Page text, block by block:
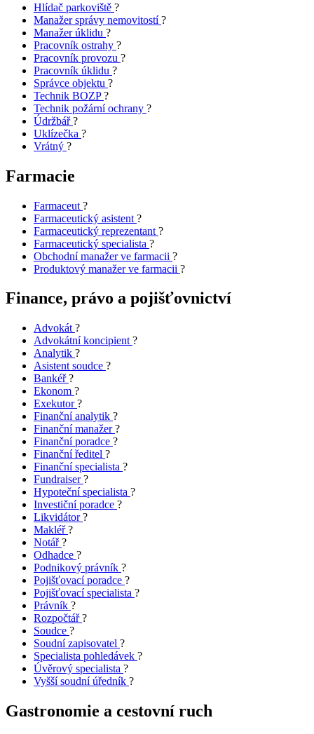
Hlídač parkoviště ?
Manažer správy nemovitostí?
Manažer úklidu ?
Pracovník ostrahy ?
Pracovník provozu ?
Pracovník úklidu ?
Správce objektu ?
Technik BOZP?
Technik požární ochrany ?
Údržbář?
Uklízečka ?
Vrátný ?
Farmacie
Farmaceut ?
Farmaceutický asistent ?
Farmaceutický reprezentant ?
Farmaceutický specialista ?
Obchodní manažer ve farmacii ?
Produktový manažer ve farmacii ?
Finance, právo a pojišťovnictví
Advokát ?
Advokátní koncipient ?
Analytik ?
Asistent soudce ?
Bankéř?
Ekonom ?
Exekutor?
Finanční analytik ?
Finanční manažer?
Finanční poradce ?
Finanční ředitel ?
Finanční specialista ?
Fundraiser?
Hypoteční specialista ?
Investiční poradce ?
Likvidátor?
Makléř?
Notář?
Odhadce ?
Podnikový právník ?
Pojišťovací poradce ?
Pojišťovací specialista ?
Právník ?
Rozpočtář?
Soudce ?
Soudní zapisovatel ?
Specialista pohledávek ?
Úvěrový specialista ?
Vyšší soudní úředník ?
Gastronomie a cestovní ruch